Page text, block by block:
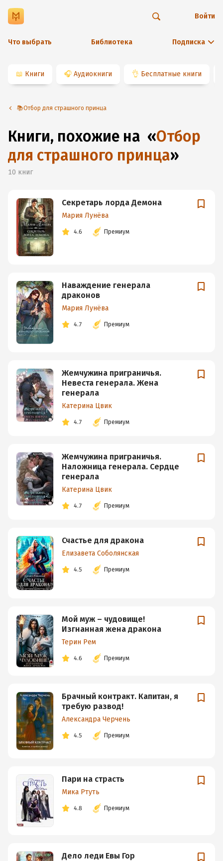
Что выбрать Библиотека Подписка
Войти
📖 Книги 🎧 Аудиокниги 👌 Бесплатные книги
📚Отбор для страшного принца
Книги, похожие на «Отбор
для страшного принца»
10 книг
Секретарь лорда Демона
Мария Лунёва
4.6 Премиум
Наваждение генерала
драконов
Мария Лунёва
4.7 Премиум
Жемчужина приграничья.
Невеста генерала. Жена
генерала
Катерина Цвик
4.7 Премиум
Жемчужина приграничья.
Наложница генерала. Сердце
генерала
Катерина Цвик
4.7 Премиум
Счастье для дракона
Елизавета Соболянская
4.5 Премиум
Мой муж – чудовище!
Изгнанная жена дракона
Терин Рем
4.6 Премиум
Брачный контракт. Капитан, я
требую развод!
Александра Черчень
4.5 Премиум
Пари на страсть
Мика Ртуть
4.8 Премиум
Дело леди Евы Гор